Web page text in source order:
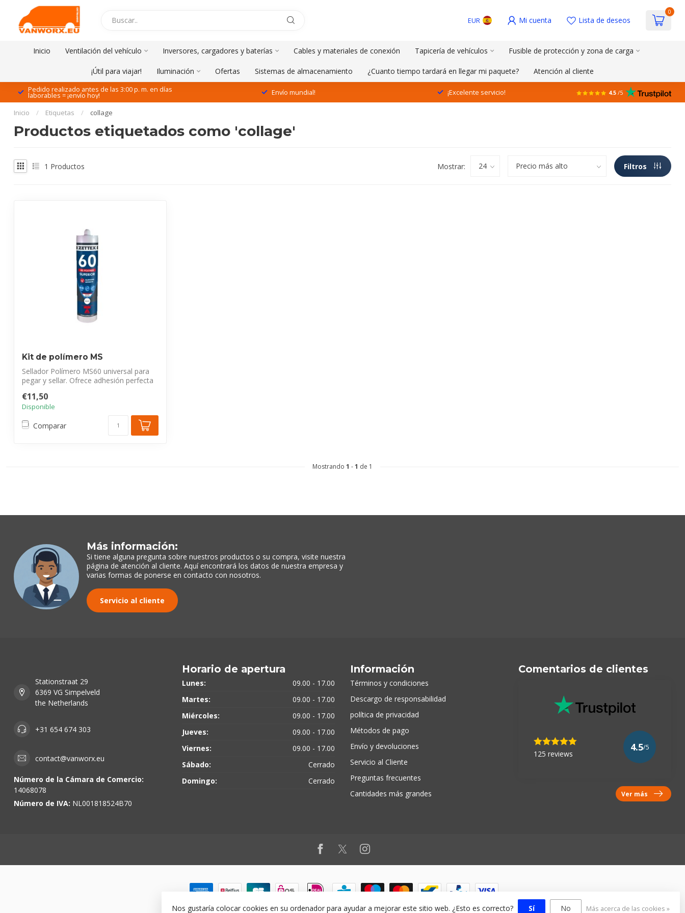
EUR Mi cuenta Lista de deseos
0
Inicio Ventilación del vehículo Inversores, cargadores y baterías Cables y materiales de conexión Tapicería de vehículos Fusible de protección y zona de carga
¡Útil para viajar! Iluminación Ofertas Sistemas de almacenamiento ¿Cuanto tiempo tardará en llegar mi paquete? Atención al cliente
Pedido realizado antes de las 3:00 p. m. en días
laborables = ¡envío hoy! Envío mundial! ¡Excelente servicio! 4.5 /5
Inicio / Etiquetas / collage
Productos etiquetados como 'collage'
1 Productos Mostrar: Filtros
Kit de polímero MS
Sellador Polímero MS60 universal para
pegar y sellar. Ofrece adhesión perfecta
€11,50
Disponible
Comparar
Mostrando 1 -1 de 1
Más información:
Si tiene alguna pregunta sobre nuestros productos o su compra, visite nuestra
página de atención al cliente. Aquí encontrará los datos de nuestra empresa y
varias formas de ponerse en contacto con nosotros.
Servicio al cliente
Stationstraat 29
6369 VG Simpelveld
the Netherlands
+31 654 674 303
contact@vanworx.eu
Número de la Cámara de Comercio:
14068078
Número de IVA: NL001818524B70
Horario de apertura
Lunes:
09.00 - 17.00
Martes:
09.00 - 17.00
Miércoles:
09.00 - 17.00
Jueves:
09.00 - 17.00
Viernes:
09.00 - 17.00
Sábado:
Cerrado
Domingo:
Cerrado
Información
Términos y condiciones
Descargo de responsabilidad
política de privacidad
Métodos de pago
Envío y devoluciones
Servicio al Cliente
Preguntas frecuentes
Cantidades más grandes
Comentarios de clientes
125 reviews
4.5/5
Ver más
© Copyright 2026
Nos gustaría colocar cookies en su ordenador para ayudar a mejorar este sitio web. ¿Esto es correcto? Sí No Más acerca de las cookies »